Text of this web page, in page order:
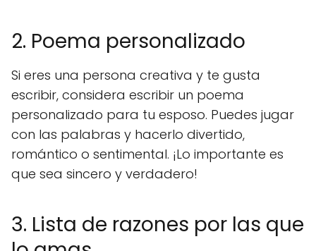
2. Poema personalizado
Si eres una persona creativa y te gusta
escribir, considera escribir un poema
personalizado para tu esposo. Puedes jugar
con las palabras y hacerlo divertido,
romántico o sentimental. ¡Lo importante es
que sea sincero y verdadero!
3. Lista de razones por las que